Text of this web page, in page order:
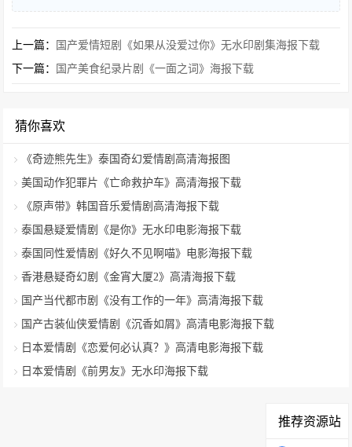
上一篇：
国产爱情短剧《如果从没爱过你》无水印剧集海报下载
下一篇：
国产美食纪录片剧《一面之词》海报下载
猜你喜欢
《奇迹熊先生》泰国奇幻爱情剧高清海报图
美国动作犯罪片《亡命救护车》高清海报下载
《原声带》韩国音乐爱情剧高清海报下载
泰国悬疑爱情剧《是你》无水印电影海报下载
泰国同性爱情剧《好久不见啊喵》电影海报下载
香港悬疑奇幻剧《金宵大厦2》高清海报下载
国产当代都市剧《没有工作的一年》高清海报下载
国产古装仙侠爱情剧《沉香如屑》高清电影海报下载
日本爱情剧《恋爱何必认真？》高清电影海报下载
日本爱情剧《前男友》无水印海报下载
推荐资源站